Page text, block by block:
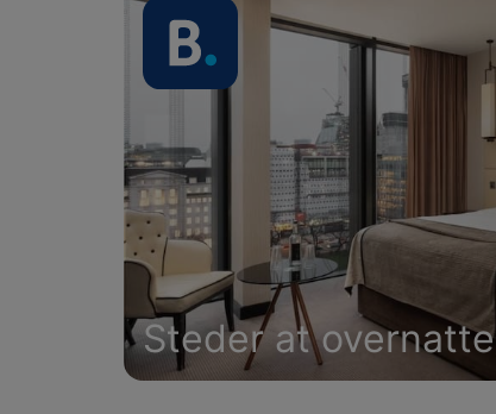
Steder at overnatte